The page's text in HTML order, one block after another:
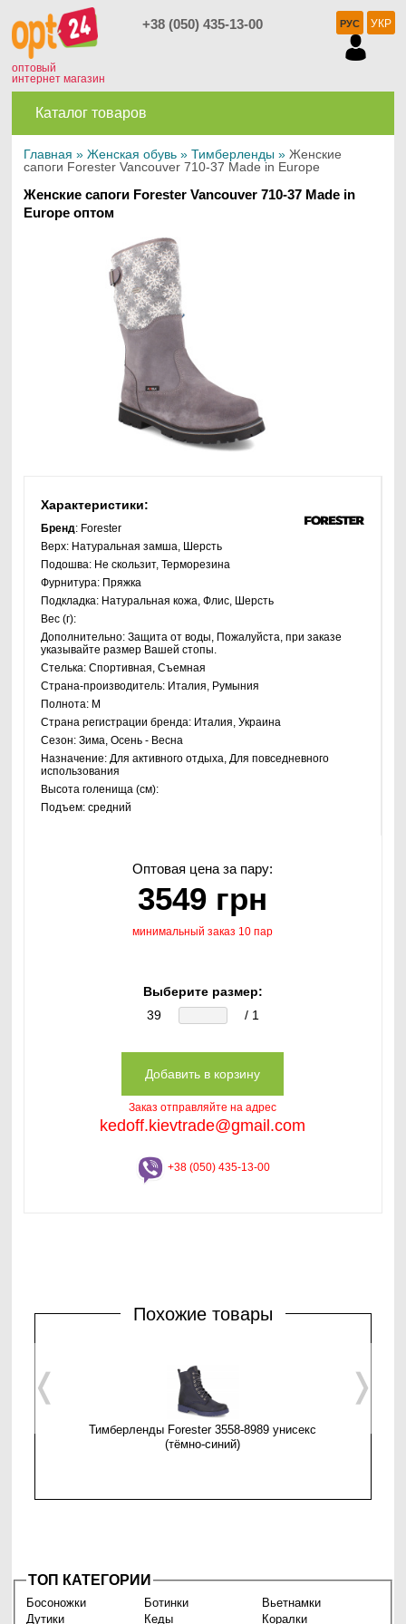
оптовый
интернет магазин
+38 (050) 435-13-00 РУС УКР
Каталог товаров
Главная » Женская обувь » Тимберленды » Женские
сапоги Forester Vancouver 710-37 Made in Europe
Женские сапоги Forester Vancouver 710-37 Made in
Europe оптом
Характеристики:
Бренд: Forester
Верх: Натуральная замша, Шерсть
Подошва: Не скользит, Терморезина
Фурнитура: Пряжка
Подкладка: Натуральная кожа, Флис, Шерсть
Вес (г):
Дополнительно:Защита от воды, Пожалуйста, при заказе
указывайте размер Вашей стопы.
Стелька:Спортивная, Съемная
Страна-производитель: Италия, Румыния
Полнота: M
Страна регистрации бренда: Италия, Украина
Сезон:Зима, Осень - Весна
Назначение:Для активного отдыха, Для повседневного
использования
Высота голенища (см):
Подъем:средний
Оптовая цена за пару:
3549 грн
минимальный заказ 10 пар
Выберите размер:
39
/ 1
Заказ отправляйте на адрес
kedoff.kievtrade@gmail.com
+38 (050) 435-13-00
Похожие товары
Тимберленды Forester 3558-8989 унисекс
(тёмно-синий)
❬ ❭
ТОП КАТЕГОРИИ
Босоножки Ботинки
Вьетнамки
Дутики
Кеды Коралки